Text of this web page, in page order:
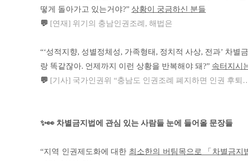
떻게 돌아가고 있는거야?” 상황이 궁금하신 분들
💬 [연재] 위기의 충남인권조례, 해법은
“‘성적지향, 성별정체성, 가족형태, 정치적 사상, 전과’ 차별
랑 똑같잖아. 언제까지 이런 상황을 반복해야 돼?” 속터지시
💬 [기사] 국가인권위 “충남도 인권조례 폐지하면 인권 후퇴
✨👀 차별금지법에 관심 있는 사람들 눈에 들어올 문장들
“지역 인권제도화에 대한 최소한의 버팀목으로 「차별금지